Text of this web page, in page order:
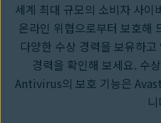
세계 최대 규모의 소비자 사이
온라인 위협으로부터 보호해
다양한 수상 경력을 보유하
경력을 확인해 보세요. 수
Antivirus의 보호 기능은